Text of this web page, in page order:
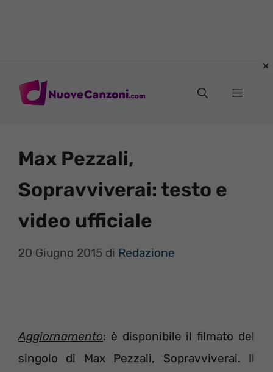
Menu
Max Pezzali,
Sopravviverai: testo e
video ufficiale
20 Giugno 2015 di Redazione
Aggiornamento: è disponibile il filmato del
singolo di Max Pezzali, Sopravviverai. Il